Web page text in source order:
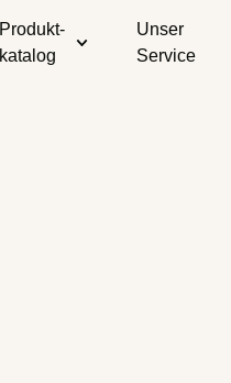
Produkt-
katalog
Unser
Service